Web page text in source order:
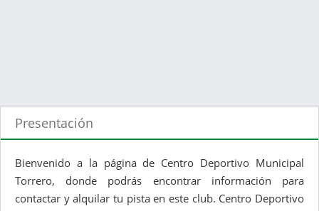
Presentación
Bienvenido a la página de Centro Deportivo Municipal
Torrero, donde podrás encontrar información para
contactar y alquilar tu pista en este club. Centro Deportivo